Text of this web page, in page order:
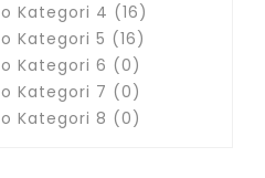
Kategori 4 (16)
Kategori 5 (16)
Kategori 6 (0)
Kategori 7 (0)
Kategori 8 (0)